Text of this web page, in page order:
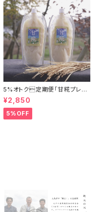
5%オトク定期便「甘糀プレー
ン500g×２本」
¥2,850
5%OFF